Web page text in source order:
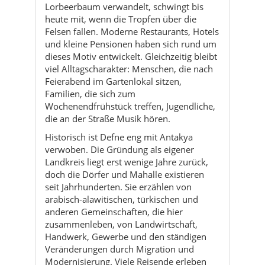
viel Alltagscharakter: Menschen, die nach
Feierabend im Gartenlokal sitzen,
Familien, die sich zum
Wochenendfrühstück treffen, Jugendliche,
die an der Straße Musik hören.
Historisch ist Defne eng mit Antakya
verwoben. Die Gründung als eigener
Landkreis liegt erst wenige Jahre zurück,
doch die Dörfer und Mahalle existieren
seit Jahrhunderten. Sie erzählen von
arabisch-alawitischen, türkischen und
anderen Gemeinschaften, die hier
zusammenleben, von Landwirtschaft,
Handwerk, Gewerbe und den ständigen
Veränderungen durch Migration und
Modernisierung. Viele Reisende erleben
Defne daher als „zweite Ebene“ von
Antakya: Wer länger bleibt, entdeckt hier
das alltägliche Leben hinter den bekannten
Sehenswürdigkeiten der Innenstadt.